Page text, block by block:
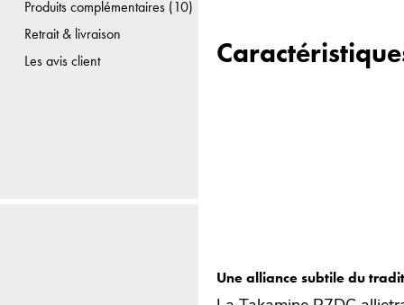
Produits complémentaires (10)
Retrait & livraison
Les avis client
Une alliance subtile du